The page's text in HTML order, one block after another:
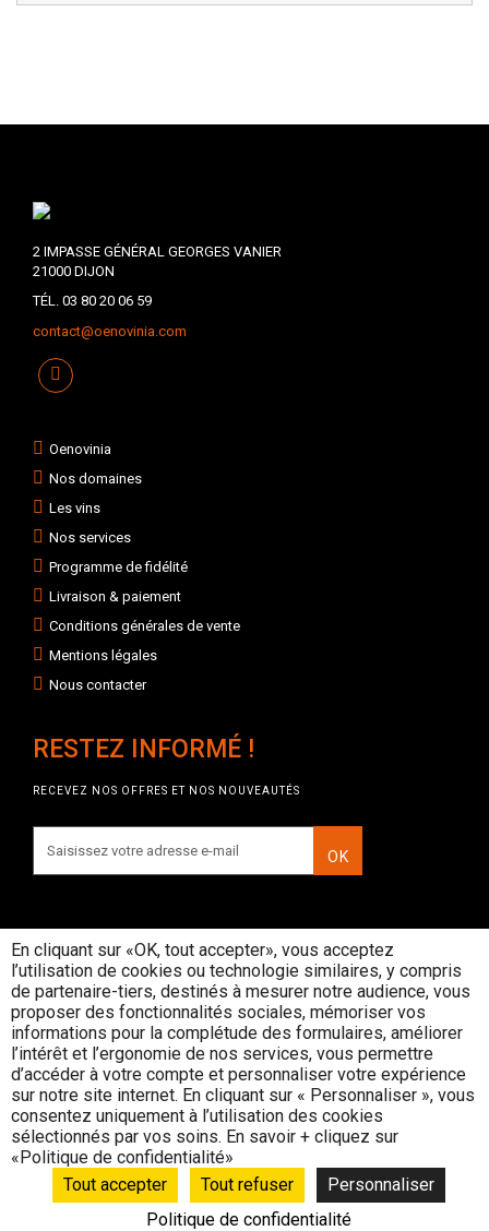
2 IMPASSE GÉNÉRAL GEORGES VANIER
21000 DIJON
TÉL. 03 80 20 06 59
contact@oenovinia.com
Oenovinia
Nos domaines
Les vins
Nos services
Programme de fidélité
Livraison & paiement
Conditions générales de vente
Mentions légales
Nous contacter
RESTEZ INFORMÉ !
RECEVEZ NOS OFFRES ET NOS NOUVEAUTÉS
OK
INTERDICTION DE VENTE DE
BOISSONS ALCOOLIQUES AUX
MINEURS DE MOINS DE 18 ANS
La preuve de majorité de l'acheteur est
exigée au moment de la vente en ligne
CODE DE LA SANTE PUBLIQUE, ART. L. 3342-1 et
L. 3353-3
L’abus d’alcool est dangereux pour la santé, consommez avec
modération
En cliquant sur «OK, tout accepter», vous acceptez
l’utilisation de cookies ou technologie similaires, y compris
de partenaire-tiers, destinés à mesurer notre audience, vous
proposer des fonctionnalités sociales, mémoriser vos
informations pour la complétude des formulaires, améliorer
l’intérêt et l’ergonomie de nos services, vous permettre
d’accéder à votre compte et personnaliser votre expérience
sur notre site internet. En cliquant sur « Personnaliser », vous
consentez uniquement à l’utilisation des cookies
sélectionnés par vos soins. En savoir + cliquez sur
«Politique de confidentialité»
Tout accepter
Tout refuser
Personnaliser
Politique de confidentialité